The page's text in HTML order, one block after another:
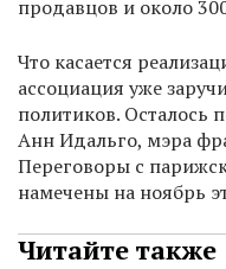
продавцов и около
Что касается
ассоциация уже
политиков. Осталось
Анн Идальго, мэра
Переговоры с
намечены на ноябрь
Читайте также